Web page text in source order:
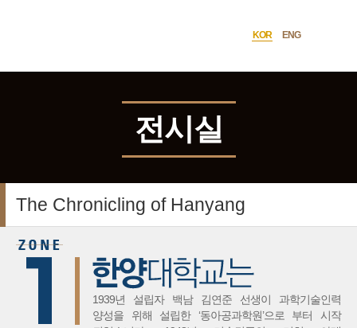
KOR ENG
전시실
The Chronicling of Hanyang
1939년 설립자 백남 김연준 선생이 과학기술인력
양성을 위해 설립한 ‘동아공과학원’으로 부터 시작